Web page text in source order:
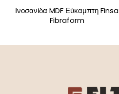
Ινοσανίδα MDF Εύκαμπτη Finsa
Fibraform